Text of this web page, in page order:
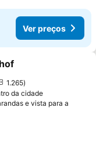
Ver preços
favoritos
1.265
da cidade
e vista para a